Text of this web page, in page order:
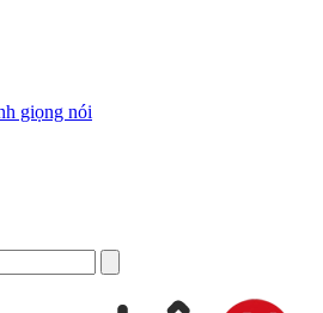
giọng nói